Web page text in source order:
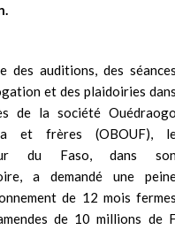
des auditions, des séances
et des plaidoiries dans
de la société Ouédraogo
et frères (OBOUF),
du Faso, dans
a demandé une
de 12 mois fermes
de 10 millions de